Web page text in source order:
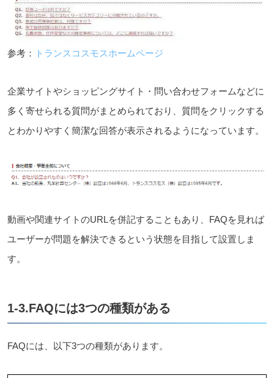
参考： トランスコスモスホームページ
企業サイトやショッピングサイト・問い合わせフォームなどに
多く寄せられる質問がまとめられており、質問をクリックする
とわかりやすく簡潔な回答が表示されるようになっています。
動画や関連サイトのURLを併記することもあり、FAQを見れば
ユーザーが問題を解決できるという状態を目指して設置しま
す。
1-3.FAQには3つの種類がある
FAQには、以下3つの種類があります。